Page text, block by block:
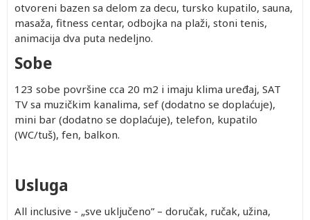
otvoreni bazen sa delom za decu, tursko kupatilo, sauna,
masaža, fitness centar, odbojka na plaži, stoni tenis,
animacija dva puta nedeljno.
Sobe
123 sobe površine cca 20 m2 i imaju klima uređaj, SAT
TV sa muzičkim kanalima, sef (dodatno se doplaćuje),
mini bar (dodatno se doplaćuje), telefon, kupatilo
(WC/tuš), fen, balkon.
Usluga
All inclusive - „sve uključeno” – doručak, ručak, užina,